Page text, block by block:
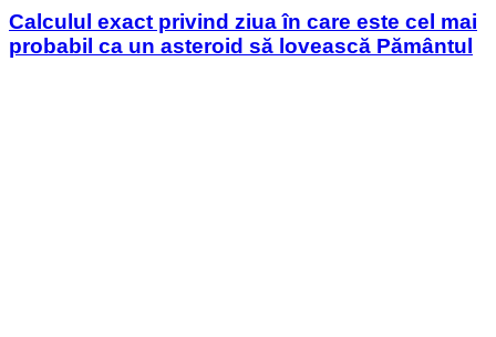
Calculul exact privind ziua în care este cel mai
probabil ca un asteroid să lovească Pământul